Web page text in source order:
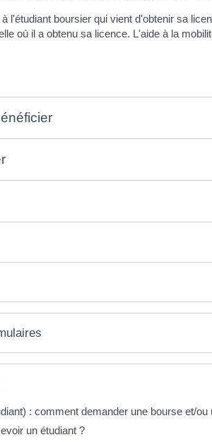
l'étudiant boursier qui vient d'obtenir sa
où il a obtenu sa licence. L'aide à la
: comment demander une bourse et/ou
un étudiant ?